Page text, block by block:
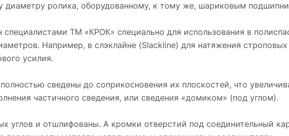
диаметру ролика, оборудованному, к тому же, шариковым
ТМ «КРОК» специально для использования в
Например, в слэклайне (Slackline) для натяжения
усилия.
сведены до соприкосновения их плоскостей, что
частичного сведения, или сведения «домиком» (под углом).
углов и отшлифованы. А кромки отверстий под соединительный